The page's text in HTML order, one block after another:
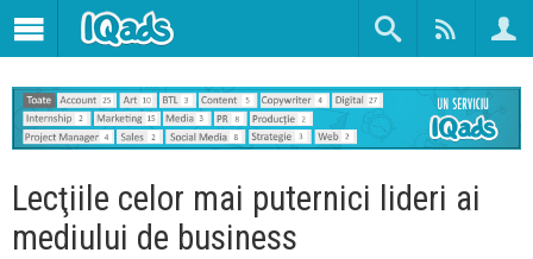
Lecţiile celor mai puternici lideri ai
mediului de business